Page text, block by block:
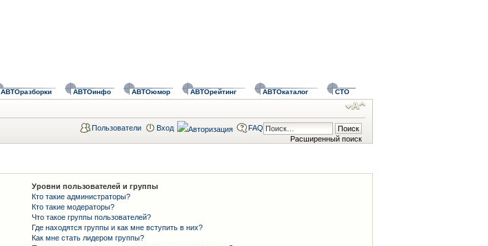
АВТОразборки АВТОинфо АВТОюмор АВТОрейтинг АВТОкаталог СТО
Расширенный поиск
Пользователи Вход FAQ
Уровни пользователей и группы
Кто такие администраторы?
Кто такие модераторы?
Что такое группы пользователей?
Где находятся группы и как мне вступить в них?
Как мне стать лидером группы?